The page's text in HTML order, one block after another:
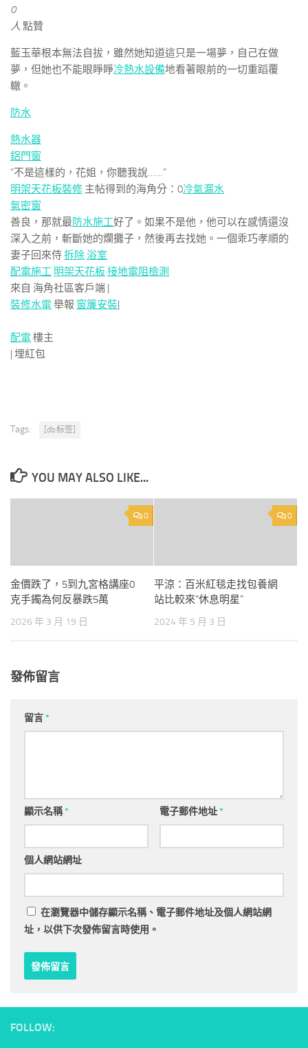
0
人 點贊
藍玉華根本無法自拔，雖然她知道這只是一場夢，自己在做
夢，但她也不能眼睜睜冷熱水設備地看著眼前的一切重蹈覆
轍。
防水
熱水器
鋁門窗
“不是這樣的，花姐，你聽我說……”
明架天花板裝修 主帖得到的海角分： 0冷氣漏水
氣密窗
善良，那就最防水施工好了。如果不是他，他可以在感情還沒
深入之前，斬斷她的爛攤子，然後再去找她。一個乖巧孝順的
妻子回來侍拆除浴室
配電施工 明架天花板接地電阻檢測
來自 海角社區客戶端 |
裝修水電舉報 窗簾安裝|
配電樓主
| 埋紅包
Tags: [db:标签]
YOU MAY ALSO LIKE...
0
金價跌了，5到九宮格講座0
克手鐲為何反暴跌5萬
2026 年 3 月 19 日
0
平涼：百米紅毯走找包養網
站比較來“休息明星”
2024 年 5 月 3 日
發佈留言
留言*
顯示名稱* 電子郵件地址*
個人網站網址
在瀏覽器中儲存顯示名稱、電子郵件地址及個人網站網
址，以供下次發佈留言時使用。
FOLLOW: